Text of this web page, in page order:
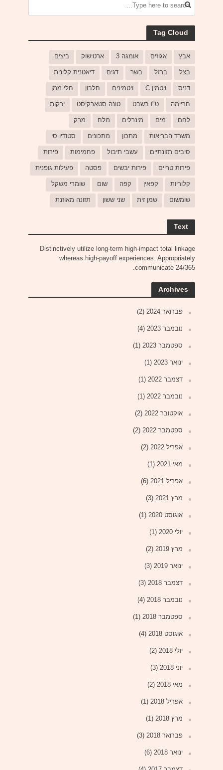
Tag Cloud
אבץ אגוזים אומגה 3 ארטישוק ביצים
בצל ברזל בשר דגים דיאטנית קלינית
דניס ויטמין C ויטמינים חלבון חלי ממן
חריימה ט"ו בשבט טונה סטארקיסט ירקות
לחם מים מינרלים מלח מרק
משרד הבריאות מתכון מתכונים סטודיו סי
סיבים תזונתיים עשבי תיבול פחמימות פירות
פירות טריים פירות יבשים פסטה פעילות גופנית
קלוריות קפאין קפה שום שומרי משקל
שומשום שמן זית שני ששון תזונה מאוזנת
Text
Distinctively utilize long-term high-impact total linkage
whereas high-payoff experiences. Appropriately
communicate 24/365.
Archives
פברואר 2024 (2)
נובמבר 2023 (4)
ספטמבר 2023 (1)
ינואר 2023 (1)
דצמבר 2022 (1)
נובמבר 2022 (1)
אוקטובר 2022 (2)
ספטמבר 2022 (2)
אפריל 2022 (2)
מאי 2021 (1)
אפריל 2021 (6)
מרץ 2021 (3)
אוגוסט 2020 (1)
יולי 2020 (1)
מרץ 2019 (2)
ינואר 2019 (3)
דצמבר 2018 (3)
נובמבר 2018 (4)
ספטמבר 2018 (1)
אוגוסט 2018 (4)
יולי 2018 (2)
יוני 2018 (3)
מאי 2018 (2)
אפריל 2018 (1)
מרץ 2018 (1)
פברואר 2018 (3)
ינואר 2018 (6)